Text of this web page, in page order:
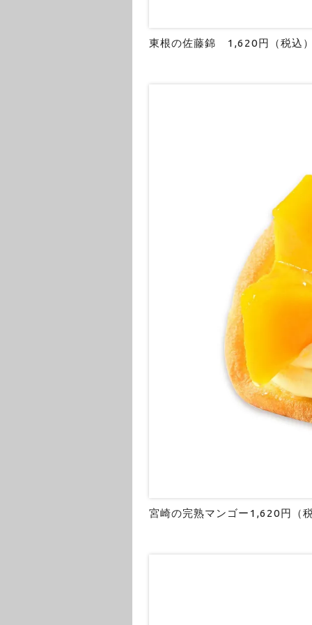
東根の佐藤錦 1,620円（税込
宮崎の完熟マンゴー1,620円（